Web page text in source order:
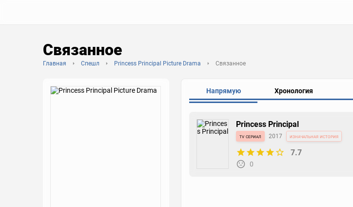
Связанное
Главная Спешл Princess Principal Picture Drama Связанное
Напрямую Хронология
Princess Principal
tv сериал 2017 изначальная история
7.7
0